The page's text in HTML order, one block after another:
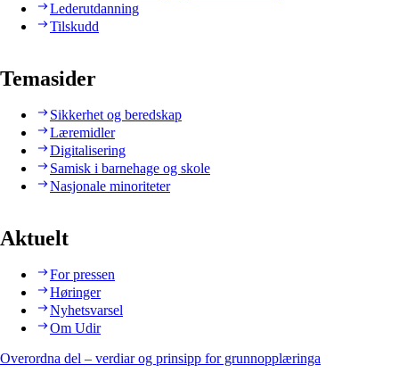
Lederutdanning
Tilskudd
Temasider
Sikkerhet og beredskap
Læremidler
Digitalisering
Samisk i barnehage og skole
Nasjonale minoriteter
Aktuelt
For pressen
Høringer
Nyhetsvarsel
Om Udir
Overordna del – verdiar og prinsipp for grunnopplæringa